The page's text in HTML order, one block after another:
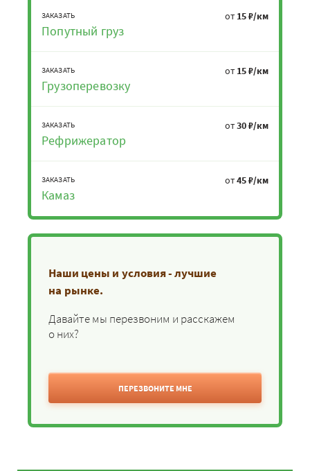
ЗАКАЗАТЬ
Попутный груз
от 15 ₽/км
ЗАКАЗАТЬ
Грузоперевозку
от 15 ₽/км
ЗАКАЗАТЬ
Рефрижератор
от30 ₽/км
ЗАКАЗАТЬ
Камаз
от45 ₽/км
Наши цены и условия - лучшие
на рынке.
Давайте мы перезвоним и расскажем
о них?
ПЕРЕЗВОНИТЕ МНЕ